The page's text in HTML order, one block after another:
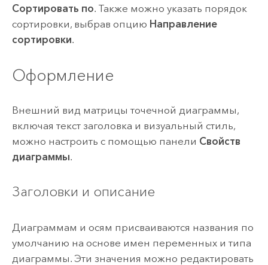
Сортировать по. Также можно указать порядок
сортировки, выбрав опцию Направление
сортировки.
Оформление
Внешний вид матрицы точечной диаграммы,
включая текст заголовка и визуальный стиль,
можно настроить с помощью панели Свойств
диаграммы.
Заголовки и описание
Диаграммам и осям присваиваются названия по
умолчанию на основе имен переменных и типа
диаграммы. Эти значения можно редактировать